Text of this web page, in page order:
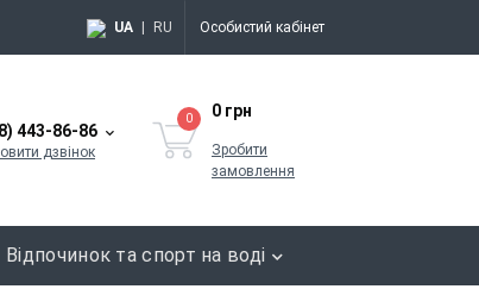
UA RU Особистий кабінет
443-86-86
дзвінок
0 0 грн
Зробити
замовлення
Відпочинок та спорт на воді